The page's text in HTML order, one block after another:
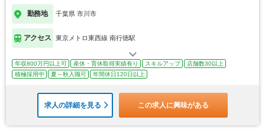
勤務地 千葉県 市川市
アクセス 東京メトロ東西線 南行徳駅
年収800万円以上可 産休・育休取得実績有り スキルアップ
店舗数30以上
積極採用中
夏～秋入職可 年間休日120日以上
求人の詳細を見る この求人に興味がある